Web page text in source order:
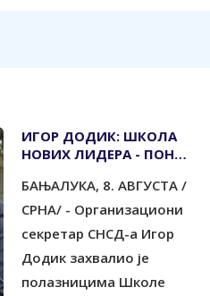
ИГОР ДОДИК: ШКОЛА
НОВИХ ЛИДЕРА - ПОНОС
БАЊАЛУКА, 8. АВГУСТА /
СРНА/ - Организациони
секретар СНСД-а Игор
Додик захвалио је
полазницима Школе